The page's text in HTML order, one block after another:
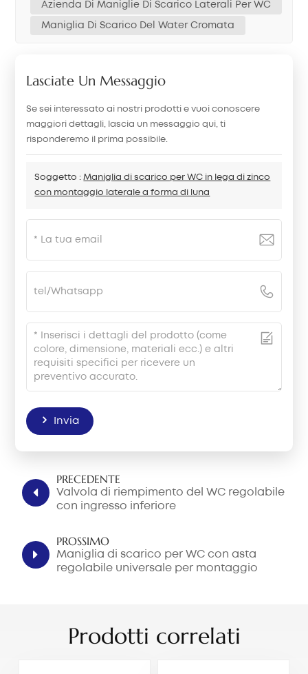
Azienda Di Maniglie Di Scarico Laterali Per WC
Maniglia Di Scarico Del Water Cromata
Lasciate Un Messaggio
Se sei interessato ai nostri prodotti e vuoi conoscere
maggiori dettagli, lascia un messaggio qui, ti
risponderemo il prima possibile.
Soggetto :Maniglia di scarico per WC in lega di zinco
con montaggio laterale a forma di luna
Invia
PRECEDENTE
Valvola di riempimento del WC regolabile
con ingresso inferiore
PROSSIMO
Maniglia di scarico per WC con asta
regolabile universale per montaggio
Prodotti correlati